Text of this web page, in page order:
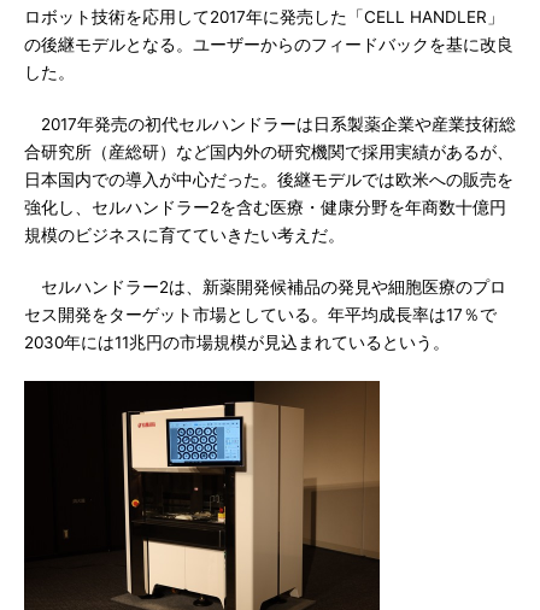
ロボット技術を応用して2017年に発売した「CELL HANDLER」
の後継モデルとなる。ユーザーからのフィードバックを基に改良
した。
2017年発売の初代セルハンドラーは日系製薬企業や産業技術総
合研究所（産総研）など国内外の研究機関で採用実績があるが、
日本国内での導入が中心だった。後継モデルでは欧米への販売を
強化し、セルハンドラー2を含む医療・健康分野を年商数十億円
規模のビジネスに育てていきたい考えだ。
セルハンドラー2は、新薬開発候補品の発見や細胞医療のプロ
セス開発をターゲット市場としている。年平均成長率は17％で
2030年には11兆円の市場規模が見込まれているという。